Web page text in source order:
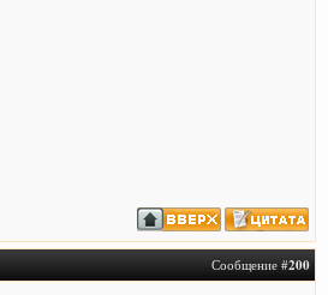
Сообщение #200